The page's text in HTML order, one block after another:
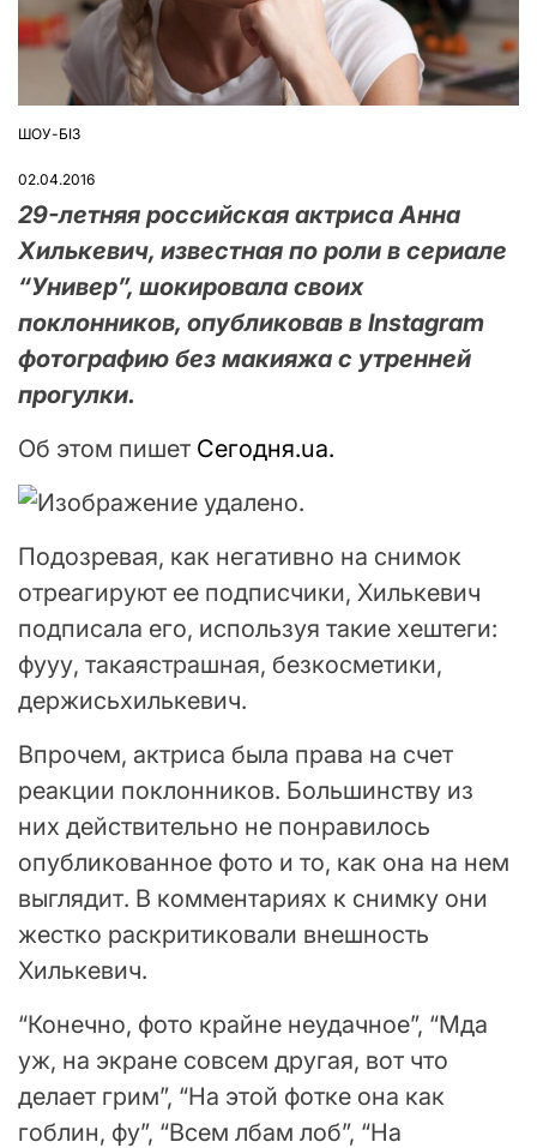
ОПУБЛІКУВАТИ
ШОУ-БІЗ
02.04.2016
29-летняя российская актриса Анна
Хилькевич, известная по роли в сериале
“Универ”, шокировала своих
поклонников, опубликовав в Instagram
фотографию без макияжа с утренней
прогулки.
Об этом пишет Сегодня.ua.
Подозревая, как негативно на снимок
отреагируют ее подписчики, Хилькевич
подписала его, используя такие хештеги:
фууу, такаястрашная, безкосметики,
держисьхилькевич.
Впрочем, актриса была права на счет
реакции поклонников. Большинству из
них действительно не понравилось
опубликованное фото и то, как она на нем
выглядит. В комментариях к снимку они
жестко раскритиковали внешность
Хилькевич.
“Конечно, фото крайне неудачное”, “Мда
уж, на экране совсем другая, вот что
делает грим”, “На этой фотке она как
гоблин, фу”, “Всем лбам лоб”, “На